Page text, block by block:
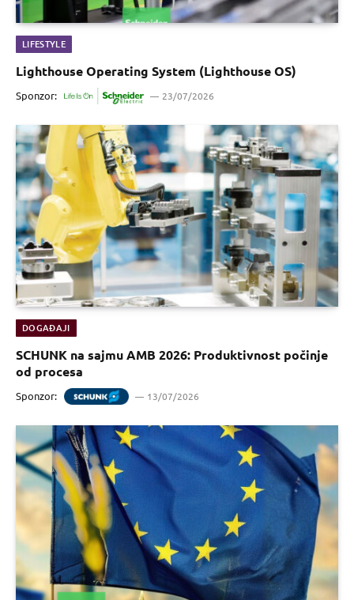
LIFESTYLE
Lighthouse Operating System (Lighthouse OS)
Sponzor: 23/07/2026
DOGAĐAJI
SCHUNK na sajmu AMB 2026: Produktivnost počinje
od procesa
Sponzor: 13/07/2026